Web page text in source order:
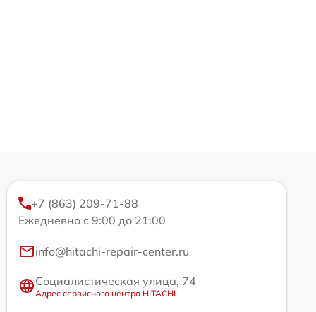
+7 (863) 209-71-88
Ежедневно с 9:00 до 21:00
info@hitachi-repair-center.ru
Социалистическая улица, 74
Адрес сервисного центра HITACHI